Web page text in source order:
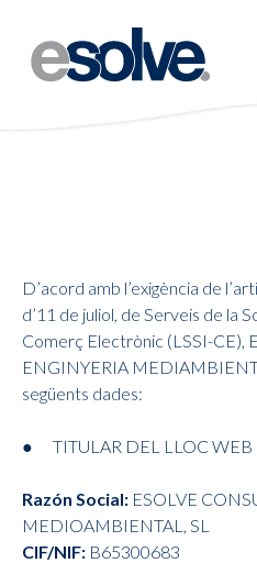
D’acord amb l’exigència de
d’11 de juliol, de Serveis de la
Comerç Electrònic (LSSI-CE),
ENGINYERIA
següents dades:
● TITULAR DEL LLOC WEB
Razón Social: ESOLVE
MEDIOAMBIENTAL, SL
CIF/NIF: B65300683